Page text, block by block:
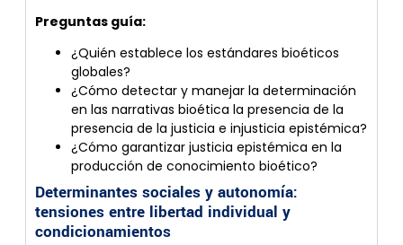
Preguntas guía:
¿Quién establece los estándares bioéticos
globales?
¿Cómo detectar y manejar la determinación
en las narrativas bioética la presencia de la
presencia de la justicia e injusticia epistémica?
¿Cómo garantizar justicia epistémica en la
producción de conocimiento bioético?
Determinantes sociales y autonomía:
tensiones entre libertad individual y
condicionamientos